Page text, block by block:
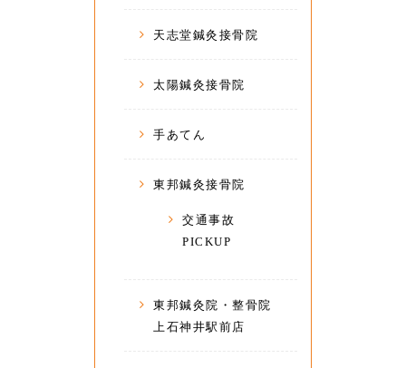
天志堂鍼灸接骨院
太陽鍼灸接骨院
手あてん
東邦鍼灸接骨院
交通事故
PICKUP
東邦鍼灸院・整骨院
上石神井駅前店